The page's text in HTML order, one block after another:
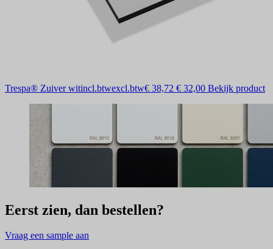
Trespa® Zuiver witincl.btwexcl.btw€ 38,72 € 32,00 Bekijk product
Eerst zien, dan bestellen?
Vraag een sample aan